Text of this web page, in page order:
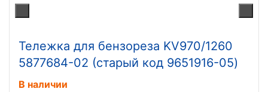
Тележка для бензореза KV970/1260
5877684-02 (старый код 9651916-05)
В наличии